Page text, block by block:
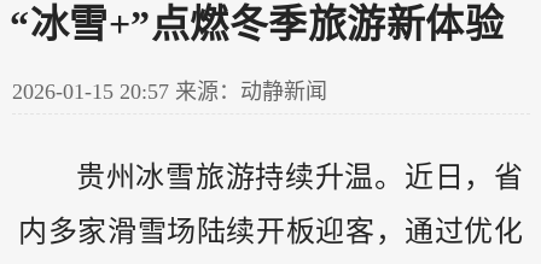
“冰雪+”点燃冬季旅游新体验
2026-01-15 20:57 来源：动静新闻
贵州 冰雪旅游持续升温。近日，省
内多家滑雪场陆续开板迎客，通过优化